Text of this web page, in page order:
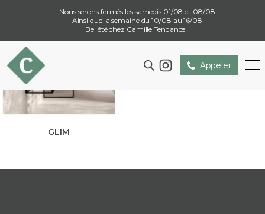
Nous serons fermés les samedis 01/08 et 08/08
Ainsi que la semaine du 10/08 au 16/08
Bel été chez Camille Tendance !
Appeler
GLIM